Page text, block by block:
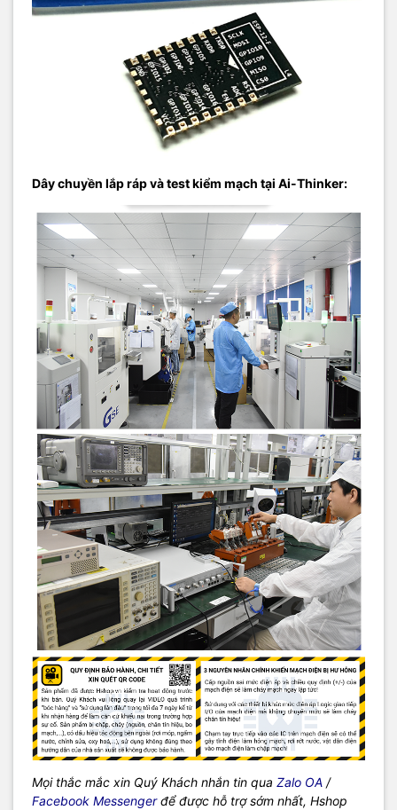
Dây chuyền lắp ráp và test kiểm mạch tại Ai-Thinker:
Mọi thắc mắc xin Quý Khách nhắn tin qua Zalo OA /
Facebook Messengerđể được hỗ trợ sớm nhất, Hshop